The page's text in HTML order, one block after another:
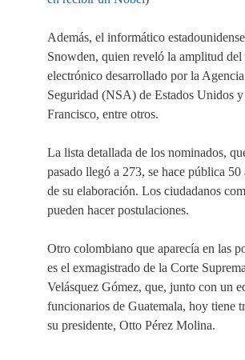
Además, el informático
Snowden, quien reveló la amplitud del
electrónico desarrollado por la
Seguridad (NSA) de Estados Unidos y
Francisco, entre otros.
La lista detallada de los nominados,
pasado llegó a 273, se hace pública 50
de su elaboración. Los ciudadanos
pueden hacer postulaciones.
Otro colombiano que aparecía en las
es el exmagistrado de la Corte
Velásquez Gómez, que, junto con un
funcionarios de Guatemala, hoy tiene
su presidente, Otto Pérez Molina.